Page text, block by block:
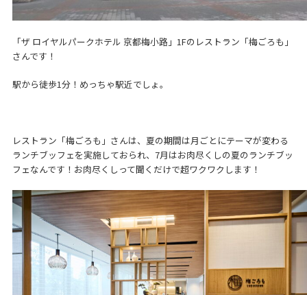
「ザ ロイヤルパークホテル 京都梅小路」1Fのレストラン「梅ごろも」
さんです！
駅から徒歩1分！めっちゃ駅近でしょ。
レストラン「梅ごろも」さんは、夏の期間は月ごとにテーマが変わる
ランチブッフェを実施しておられ、7月はお肉尽くしの夏のランチブッ
フェなんです！お肉尽くしって聞くだけで超ワクワクします！